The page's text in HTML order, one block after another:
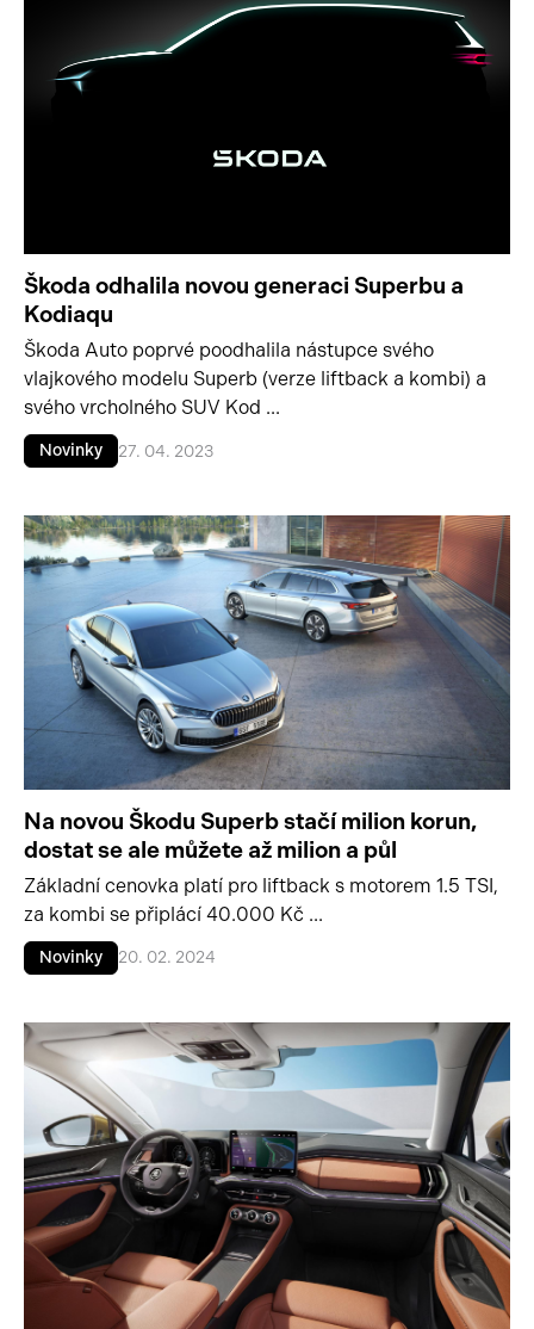
Škoda odhalila novou generaci Superbu a
Kodiaqu
Škoda Auto poprvé poodhalila nástupce svého
vlajkového modelu Superb (verze liftback a kombi) a
svého vrcholného SUV Kod ...
Novinky 27. 04. 2023
Na novou Škodu Superb stačí milion korun,
dostat se ale můžete až milion a půl
Základní cenovka platí pro liftback s motorem 1.5 TSI,
za kombi se připlácí 40.000 Kč ...
Novinky 20. 02. 2024